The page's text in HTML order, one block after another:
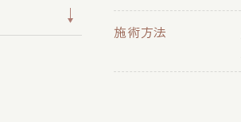
施術方法